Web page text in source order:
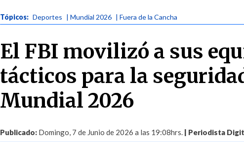
Tópicos: Deportes | Mundial 2026 | Fuera de la Cancha
El FBI movilizó a sus
tácticos para la
Mundial 2026
Publicado: Domingo, 7 de Junio de 2026 a las 19:08hrs. | Periodista